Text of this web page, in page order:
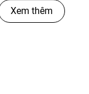
Xem thêm